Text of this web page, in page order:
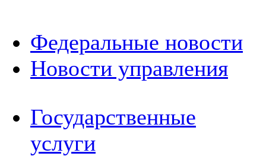
Федеральные новости
Новости управления
Государственные
услуги